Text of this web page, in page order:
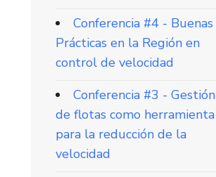
Conferencia #4 - Buenas
Prácticas en la Región en
control de velocidad
Conferencia #3 - Gestión
de flotas como herramienta
para la reducción de la
velocidad